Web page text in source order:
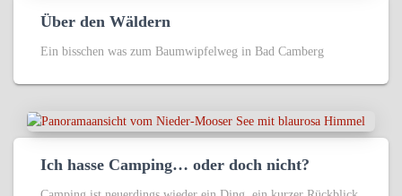
Über den Wäldern
Ein bisschen was zum Baumwipfelweg in Bad Camberg
Ich hasse Camping… oder doch nicht?